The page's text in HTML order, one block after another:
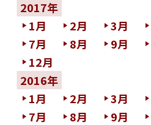
2017年
1月
2月 3月
7月
8月 9月
12月
2016年
1月
2月 3月
7月
8月 9月